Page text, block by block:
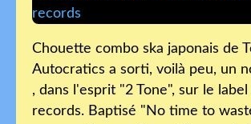
Chouette combo ska japonais de
Autocratics a sorti, voilà peu, un
, dans l'esprit "2 Tone", sur le
records. Baptisé "No time to